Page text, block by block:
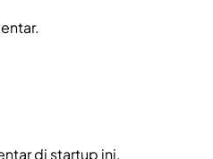
di startup ini.